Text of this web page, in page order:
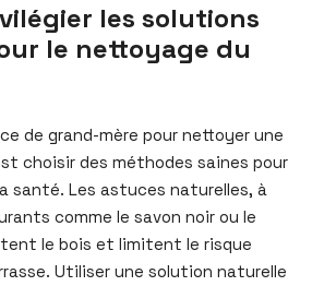
les solutions
le nettoyage du
de grand-mère pour nettoyer une
choisir des méthodes saines pour
santé. Les astuces naturelles, à
comme le savon noir ou le
le bois et limitent le risque
Utiliser une solution naturelle